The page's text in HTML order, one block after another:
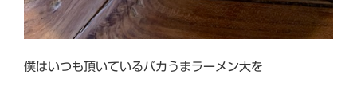
僕はいつも頂いているバカうまラーメン大を